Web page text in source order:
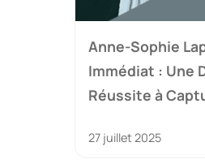
Anne-Sophie
Immédiat : Une
Réussite à
27 juillet 2025